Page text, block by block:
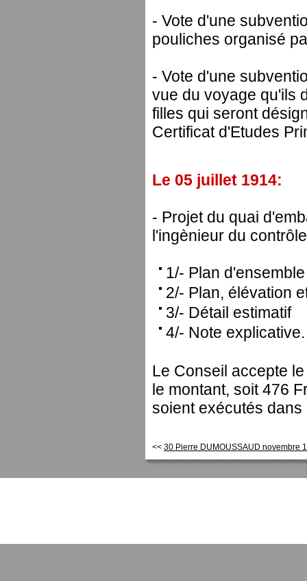
- Vote d'une
pouliches organisé
- Vote d'une
vue du voyage qu'ils
filles qui seront
Certificat d'Etudes
Le 05 juillet 1914:
- Projet du quai
l'ingènieur du
1/- Plan
2/- Plan, élévation
3/- Détail estimatif
4/- Note explicative.
Le Conseil accepte
le montant, soit 476
soient exécutés
<< 30 Pierre DUMOUSSAUD novembre